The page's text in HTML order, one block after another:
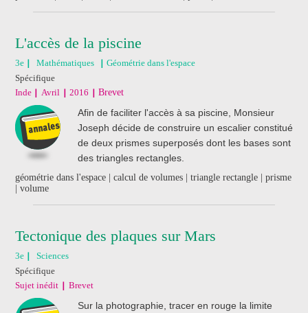
L'accès de la piscine
3e Mathématiques
Géométrie dans l'espace
Spécifique
Inde
Avril 2016 Brevet
Afin de faciliter l'accès à sa piscine, Monsieur
Joseph décide de construire un escalier constitué
de deux prismes superposés dont les bases sont
des triangles rectangles.
géométrie dans l'espace | calcul de volumes | triangle rectangle | prisme
| volume
Tectonique des plaques sur Mars
3e
Sciences
Spécifique
Sujet inédit
Brevet
Sur la photographie, tracer en rouge la limite